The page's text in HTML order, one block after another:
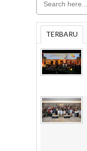
TERBARU